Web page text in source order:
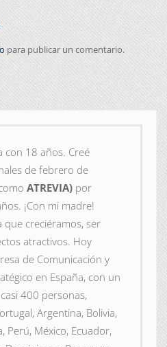
para publicar un comentario.
con 18 años. Creé
de febrero de
ATREVIA) por
¡Con mi madre!
que creciéramos, ser
atractivos. Hoy
de Comunicación y
en España, con un
400 personas,
Argentina, Bolivia,
Perú, México, Ecuador,